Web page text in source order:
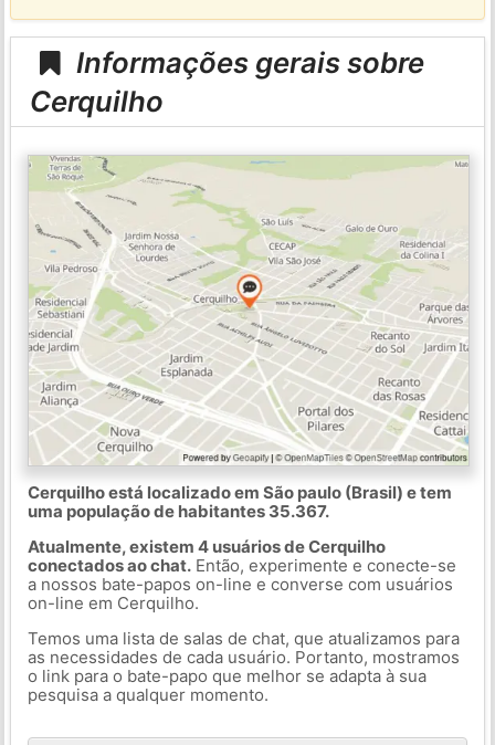
Informações gerais sobre
Cerquilho
Cerquilho está localizado em São paulo (Brasil) e tem
uma população de habitantes 35.367.
Atualmente, existem 4 usuários de Cerquilho
conectados ao chat.Então, experimente e conecte-se
a nossos bate-papos on-line e converse com usuários
on-line em Cerquilho.
Temos uma lista de salas de chat, que atualizamos para
as necessidades de cada usuário. Portanto, mostramos
o link para o bate-papo que melhor se adapta à sua
pesquisa a qualquer momento.